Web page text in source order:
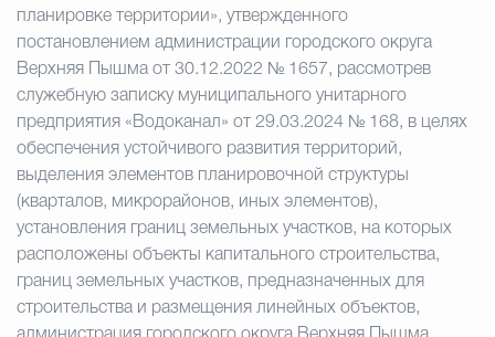
планировке территории», утвержденного
постановлением администрации городского округа
Верхняя Пышма от 30.12.2022 № 1657, рассмотрев
служебную записку муниципального унитарного
предприятия «Водоканал» от 29.03.2024 № 168, в целях
обеспечения устойчивого развития территорий,
выделения элементов планировочной структуры
(кварталов, микрорайонов, иных элементов),
установления границ земельных участков, на которых
расположены объекты капитального строительства,
границ земельных участков, предназначенных для
строительства и размещения линейных объектов,